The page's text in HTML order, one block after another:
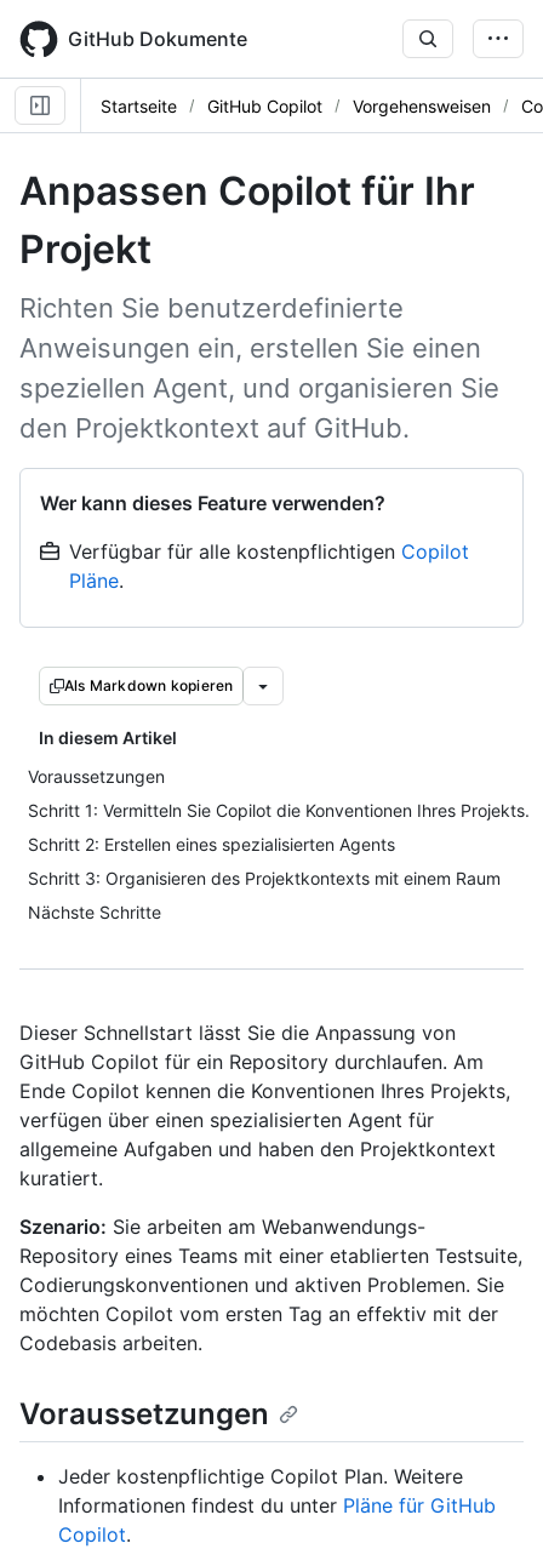
main
content
GitHub Dokumente
Startseite GitHub Copilot Vorgehensweisen
Anpassen Copilot für Ihr
Projekt
Richten Sie benutzerdefinierte
Anweisungen ein, erstellen Sie einen
speziellen Agent, und organisieren Sie
den Projektkontext auf GitHub.
Wer kann dieses Feature verwenden?
Verfügbar für alle kostenpflichtigen Copilot
Pläne.
Als Markdown kopieren
In diesem Artikel
Voraussetzungen
Schritt 1: Vermitteln Sie Copilot die Konventionen Ihres Projekts.
Schritt 2: Erstellen eines spezialisierten Agents
Schritt 3: Organisieren des Projektkontexts mit einem Raum
Nächste Schritte
Dieser Schnellstart lässt Sie die Anpassung von
GitHub Copilot für ein Repository durchlaufen. Am
Ende Copilot kennen die Konventionen Ihres Projekts,
verfügen über einen spezialisierten Agent für
allgemeine Aufgaben und haben den Projektkontext
kuratiert.
Szenario: Sie arbeiten am Webanwendungs-
Repository eines Teams mit einer etablierten Testsuite,
Codierungskonventionen und aktiven Problemen. Sie
möchten Copilot vom ersten Tag an effektiv mit der
Codebasis arbeiten.
Voraussetzungen
Jeder kostenpflichtige Copilot Plan. Weitere
Informationen findest du unter Pläne für GitHub
Copilot.